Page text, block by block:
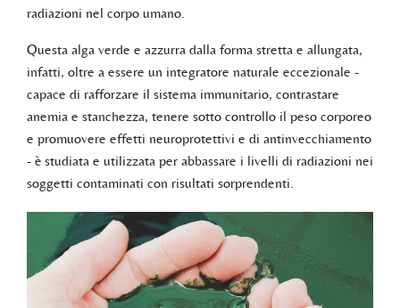
radiazioni nel corpo umano.
Questa alga verde e azzurra dalla forma stretta e allungata,
infatti, oltre a essere un integratore naturale eccezionale -
capace di rafforzare il sistema immunitario, contrastare
anemia e stanchezza, tenere sotto controllo il peso corporeo
e promuovere effetti neuroprotettivi e di antinvecchiamento
- è studiata e utilizzata per abbassare i livelli di radiazioni nei
soggetti contaminati con risultati sorprendenti.